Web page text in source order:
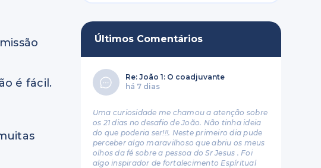
é fácil.
Últimos Comentários
Re: João 1: O coadjuvante
há 7 dias
Uma curiosidade me chamou a atenção sobre
os 21 dias no desafio de João. Não tinha ideia
do que poderia ser!!!. Neste primeiro dia pude
perceber algo maravilhoso que abriu os meus
olhos da fé sobre a pessoa do Sr Jesus . Foi
algo inspirador de fortalecimento Espíritual